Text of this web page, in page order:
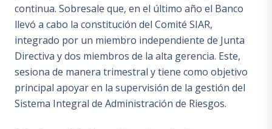
continua. Sobresale que, en el último año el Banco
llevó a cabo la constitución del Comité SIAR,
integrado por un miembro independiente de Junta
Directiva y dos miembros de la alta gerencia. Este,
sesiona de manera trimestral y tiene como objetivo
principal apoyar en la supervisión de la gestión del
Sistema Integral de Administración de Riesgos.